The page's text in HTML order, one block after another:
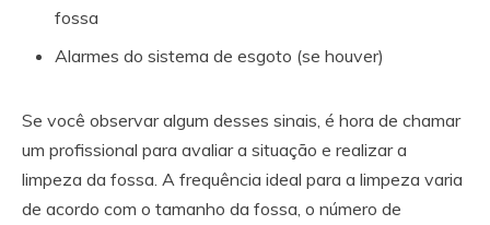
fossa
Alarmes do sistema de esgoto (se houver)
Se você observar algum desses sinais, é hora de chamar
um profissional para avaliar a situação e realizar a
limpeza da fossa. A frequência ideal para a limpeza varia
de acordo com o tamanho da fossa, o número de